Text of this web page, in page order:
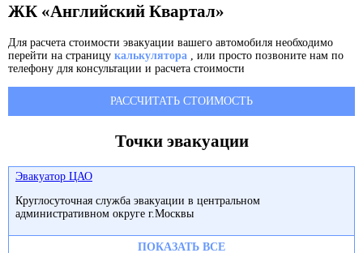
ЖК «Английский Квартал»
Для расчета стоимости эвакуации вашего автомобиля необходимо
перейти на страницу калькулятора , или просто позвоните нам по
телефону для консультации и расчета стоимости
РАССЧИТАТЬ СТОИМОСТЬ
Точки эвакуации
Эвакуатор ЦАО
Круглосуточная служба эвакуации в центральном
административном округе г.Москвы
ПОКАЗАТЬ ВСЕ